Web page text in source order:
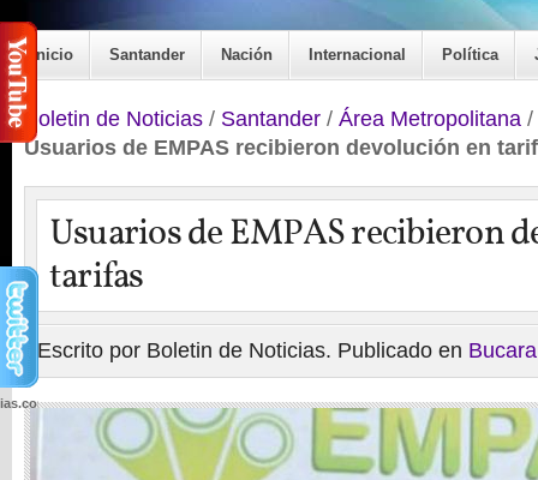
Inicio Santander Nación Internacional Política
Boletin de Noticias / Santander / Área Metropolitana /
Usuarios de EMPAS recibieron devolución en
Usuarios de EMPAS recibieron
tarifas
Escrito por Boletin de Noticias. Publicado en
wp-